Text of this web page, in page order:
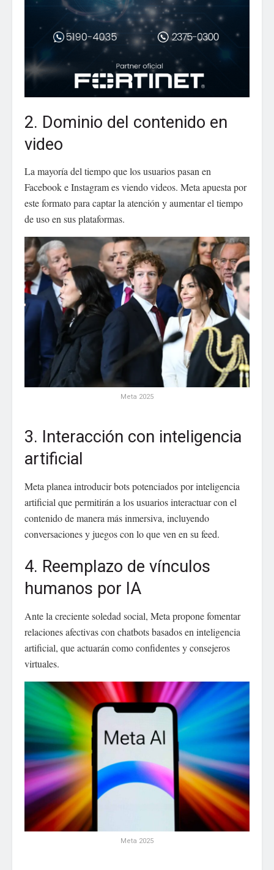
2. Dominio del contenido en
video
La mayoría del tiempo que los usuarios pasan en
Facebook e Instagram es viendo videos. Meta apuesta por
este formato para captar la atención y aumentar el tiempo
de uso en sus plataformas.
Meta 2025
3. Interacción con inteligencia
artificial
Meta planea introducir bots potenciados por inteligencia
artificial que permitirán a los usuarios interactuar con el
contenido de manera más inmersiva, incluyendo
conversaciones y juegos con lo que ven en su feed.
4. Reemplazo de vínculos
humanos por IA
Ante la creciente soledad social, Meta propone fomentar
relaciones afectivas con chatbots basados en inteligencia
artificial, que actuarán como confidentes y consejeros
virtuales.
Meta 2025